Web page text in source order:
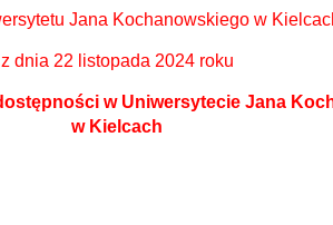
Jana Kochanowskiego w
z dnia 22 listopada 2024 roku
w Uniwersytecie Jana
w Kielcach